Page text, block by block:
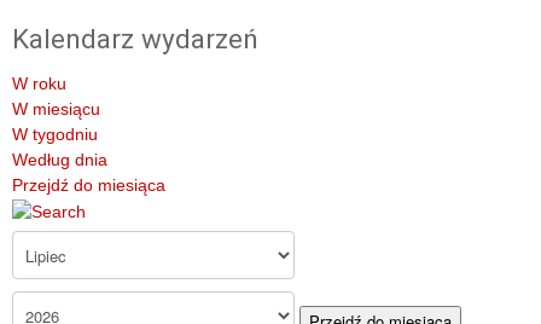
Kalendarz wydarzeń
W roku
W miesiącu
W tygodniu
Według dnia
Przejdź do miesiąca